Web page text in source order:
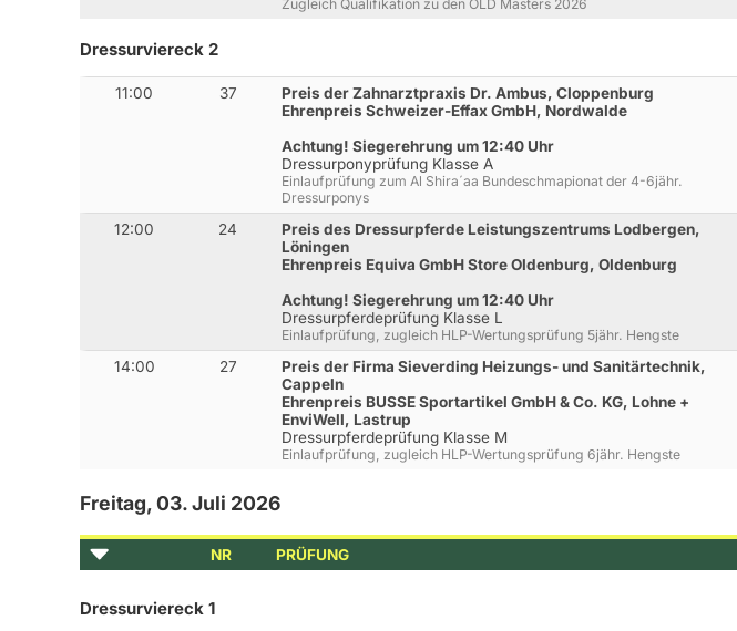
Zugleich Qualifikation zu den OLD Masters 2026
Dressurviereck 2
11:00 37
Preis der Zahnarztpraxis Dr. Ambus, Cloppenburg
Ehrenpreis Schweizer-Effax GmbH, Nordwalde
Achtung! Siegerehrung um 12:40 Uhr
Dressurponyprüfung Klasse A
Einlaufprüfung zum Al Shira´aa Bundeschmapionat der 4-6jähr.
Dressurponys
12:00 24
Preis des Dressurpferde Leistungszentrums Lodbergen,
Löningen
Ehrenpreis Equiva GmbH Store Oldenburg, Oldenburg
Achtung! Siegerehrung um 12:40 Uhr
Dressurpferdeprüfung Klasse L
Einlaufprüfung, zugleich HLP-Wertungsprüfung 5jähr. Hengste
14:00 27
Preis der Firma Sieverding Heizungs- und Sanitärtechnik,
Cappeln
Ehrenpreis BUSSE Sportartikel GmbH & Co. KG, Lohne +
EnviWell, Lastrup
Dressurpferdeprüfung Klasse M
Einlaufprüfung, zugleich HLP-Wertungsprüfung 6jähr. Hengste
Freitag, 03. Juli 2026
NR PRÜFUNG
Dressurviereck 1